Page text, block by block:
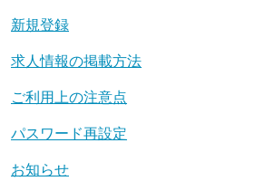
新規登録
求人情報の掲載方法
ご利用上の注意点
パスワード再設定
お知らせ